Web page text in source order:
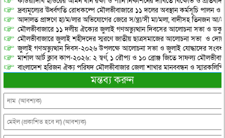
দ্রব্যমূল্যের ঊর্ধ্বগতি রোধকল্পে মৌলভীবাজারে ১১ দলের অবস্থান কর্মসূচি পালন ও
আদালত প্রাঙ্গণে হা/ম/লার অভিযোগের জেরে স/ন্ত্রা/সী মা/মলা, বাদীসহ তিনজন আ/
মৌলভীবাজারে ১১ দলীয় ঐক্যের জুলাই গণঅভ্যুত্থান দিবসের আলোচনা সভা ও
মৌলভীবাজারে জুলাই শহীদদের স্মরণে জাতীয় ছাত্রসমাজের আলোচনা সভা ও
জুলাই গণঅভ্যুত্থান দিবস-২০২৬ উপলক্ষে আলোচনা সভা ও জুলাই যোদ্ধাদের
মার্শাল আর্ট ক্লাব কাপ-২০২৬: ২ স্বর্ণ, ১ রৌপ্য ও ১০ ব্রোঞ্জ জিতে সাফল্য
বাংলাদেশ হরিজন ঐক্য পরিষদ মৌলভীবাজার জেলা শাখার মানববন্ধন ও স্মারকলিপি
মন্তব্য করুন